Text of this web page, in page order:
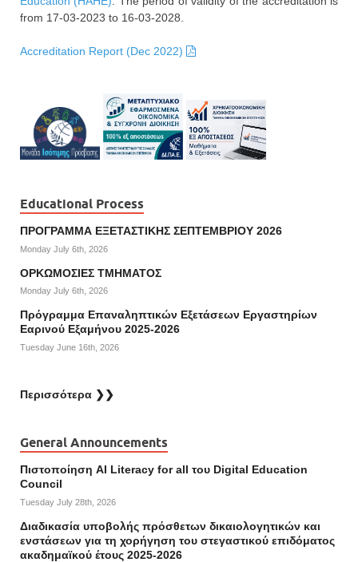
from 17-03-2023 to 16-03-2028.
Accreditation Report (Dec 2022)
Educational Process
ΠΡΟΓΡΑΜΜΑ ΕΞΕΤΑΣΤΙΚΗΣ ΣΕΠΤΕΜΒΡΙΟΥ 2026
Monday July 6th, 2026
ΟΡΚΩΜΟΣΙΕΣ ΤΜΗΜΑΤΟΣ
Monday July 6th, 2026
Πρόγραμμα Επαναληπτικών Εξετάσεων Εργαστηρίων
Εαρινού Εξαμήνου 2025-2026
Tuesday June 16th, 2026
Περισσότερα ❯❯
General Announcements
Πιστοποίηση AI Literacy for all του Digital Education
Council
Tuesday July 28th, 2026
Διαδικασία υποβολής πρόσθετων δικαιολογητικών και
ενστάσεων για τη χορήγηση του στεγαστικού επιδόματος
ακαδημαϊκού έτους 2025-2026